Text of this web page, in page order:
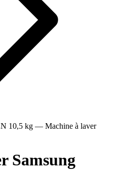
10,5 kg — Machine à laver
Samsung